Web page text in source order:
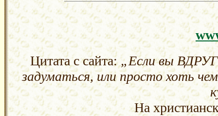
Цитата с сайта:„Если вы ВДРУГ
задуматься, или просто хоть
На